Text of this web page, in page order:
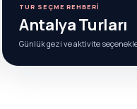
TUR SEÇME REHBERI
Antalya Turları
Günlük gezi ve aktivite